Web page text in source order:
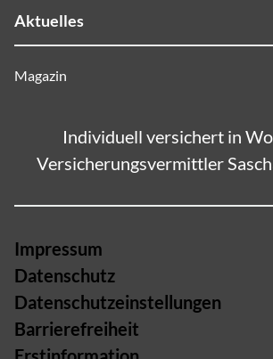
Aktuelles
Magazin
Individuell versichert in
Versicherungsvermittler
Impressum
Datenschutz
Datenschutzeinstellungen
Barrierefreiheit